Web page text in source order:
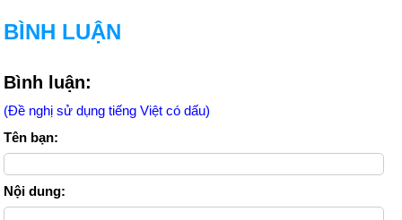
BÌNH LUẬN
Bình luận:
(Đề nghị sử dụng tiếng Việt có dấu)
Tên bạn:
Nội dung: